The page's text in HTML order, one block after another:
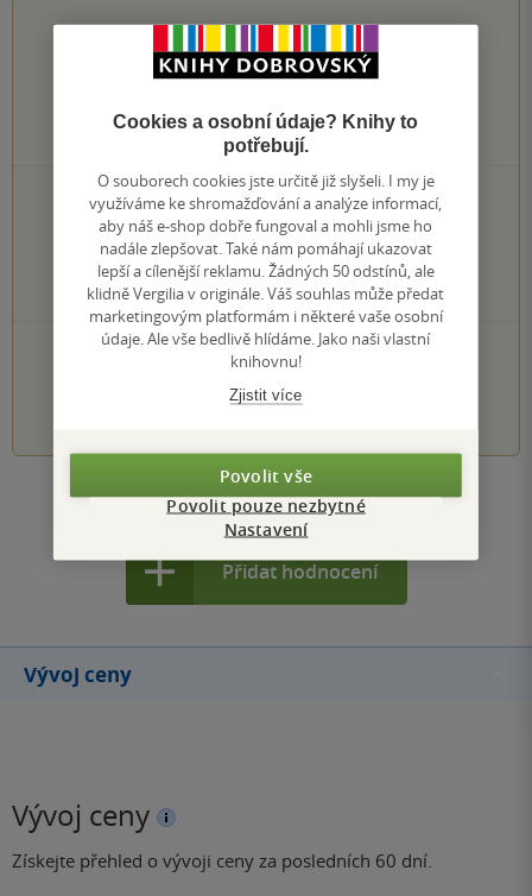
0.0z5
0hodnocení čtenářů
0×
5 hvězdiček
0×
4 hvězdičky
0×
3 hvězdičky
0×
2 hvězdičky
0×
1 hvezdička
PŘIDEJTE SVÉ HODNOCENÍ KNIHY
3 4 5
Zobrazit všechna hodnocení
Přidat hodnocení
Vývoj ceny
Vývoj ceny
Získejte přehled o vývoji ceny za posledních 60 dní.
Cookies a osobní údaje? Knihy to
potřebují.
O souborech cookies jste určitě již slyšeli. I my je
využíváme ke shromažďování a analýze informací,
aby náš e-shop dobře fungoval a mohli jsme ho
nadále zlepšovat. Také nám pomáhají ukazovat
lepší a cílenější reklamu. Žádných 50 odstínů, ale
klidně Vergilia v originále. Váš souhlas může předat
marketingovým platformám i některé vaše osobní
údaje. Ale vše bedlivě hlídáme. Jako naši vlastní
knihovnu!
Zjistit více
Povolit vše
Povolit pouze nezbytné
Nastavení